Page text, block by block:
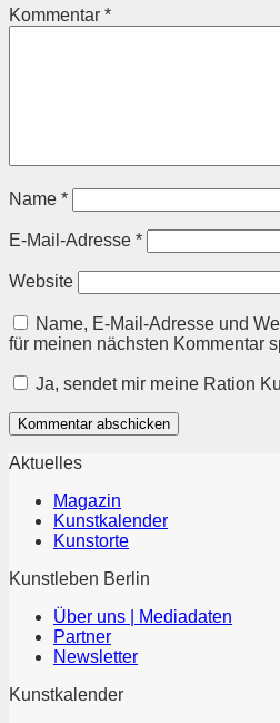
Kommentar *
Name *
E-Mail-Adresse *
Website
Name, E-Mail-Adresse und
für meinen nächsten Kommentar
Ja, sendet mir meine Ration
Aktuelles
Magazin
Kunstkalender
Kunstorte
Kunstleben Berlin
Über uns | Mediadaten
Partner
Newsletter
Kunstkalender